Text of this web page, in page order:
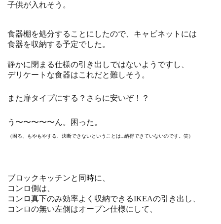
子供が入れそう。
食器棚を処分することにしたので、キャビネットには
食器を収納する予定でした。
静かに閉まる仕様の引き出しではないようですし、
デリケートな食器はこれだと難しそう。
また扉タイプにする？さらに安いぞ！？
う〜〜〜〜〜ん。困った。
（困る、もやもやする、決断できないということは…納得できていないのです。笑）
ブロックキッチンと同時に、
コンロ側は、
コンロ真下のみ効率よく収納できるIKEAの引き出し、
コンロの無い左側はオープン仕様にして、